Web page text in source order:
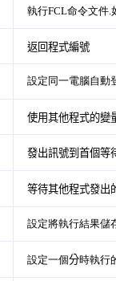
執行FCL命令文件.
返回程式編號
設定同一電腦自動
使用其他程式的變
發出訊號到首個等
等待其他程式發出
設定將執行結果儲
設定一個分時執行